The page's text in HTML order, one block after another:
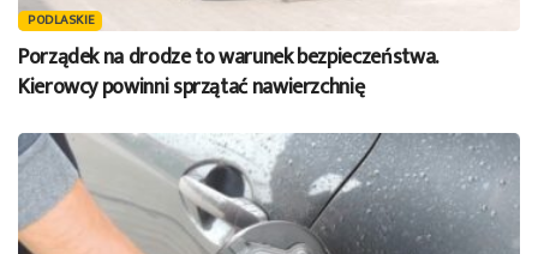
PODLASKIE
Porządek na drodze to warunek bezpieczeństwa.
Kierowcy powinni sprzątać nawierzchnię